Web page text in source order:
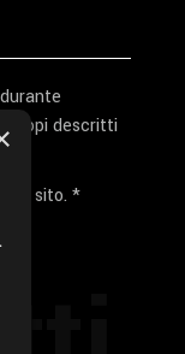
scopi descritti
sito. *